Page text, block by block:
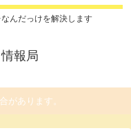
んだっけを解決します
報局
があります。